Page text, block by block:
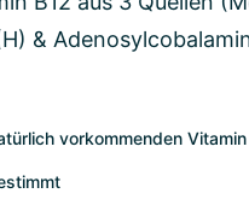
&
vorkommenden